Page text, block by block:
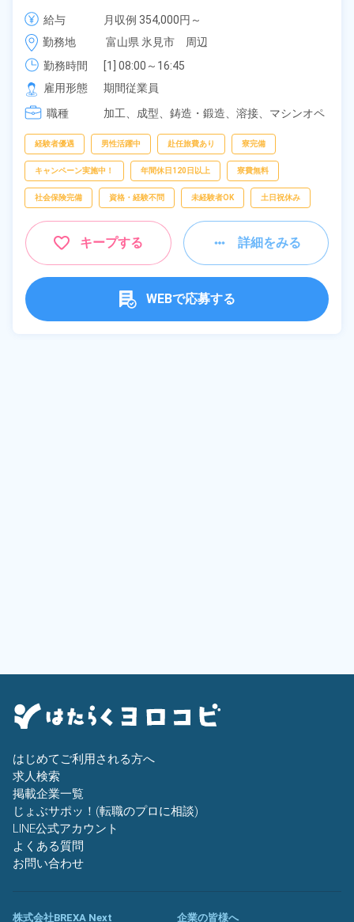
給 ！土日祝休み×年間休日128日！月収例35万円以上
可★経験者歓迎！《富山県氷見市》
給与
月収例 354,000円～
給与 202,000円～202,000円
勤務地
富山県 氷見市　周辺
勤務時間
[1] 08:00～16:45
[2] 20:00～04:45
[3] 08:00～19:00
[4] 20:00～07:00
雇用形態
期間従業員
職種
加工、 成型、 鋳造・鍛造、 溶接、 マシンオペ
ン・玉掛け
経験者優遇 男性活躍中 赴任旅費あり 寮完備
キャンペーン実施中！ 年間休日120日以上 寮費無料
社会保険完備 資格・経験不問 未経験者OK 土日祝休み
キープする 詳細をみる
WEBで応募する
はじめてご利用される方へ
求人検索
掲載企業一覧
じょぶサポッ！(転職のプロに相談)
LINE公式アカウント
よくある質問
お問い合わせ
株式会社BREXA Next 企業の皆様へ